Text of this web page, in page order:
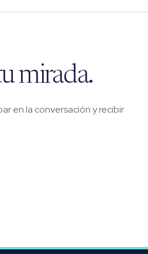
mirada.
en la conversación y recibir